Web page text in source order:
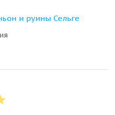
и руины Сельге